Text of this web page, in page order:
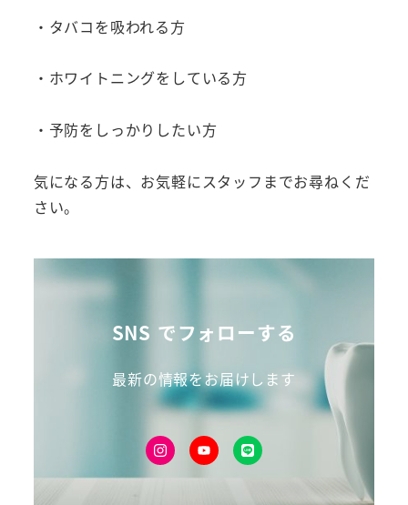
・タバコを吸われる方
・ホワイトニングをしている方
・予防をしっかりしたい方
気になる方は、お気軽にスタッフまでお尋ねくだ
さい。
SNS でフォローする
最新の情報をお届けします